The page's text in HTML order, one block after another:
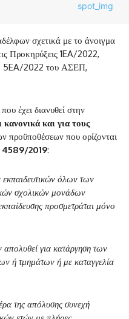
σχετικά με το άνοιγμα
Προκηρύξεις 1EA/2022,
5EA/2022 του ΑΣΕΠ,
έχει διανυθεί στην
και για τους
προϋποθέσεων που ορίζονται
4589/2019:
όλων των
σχολικών μονάδων
προσμετράται μόνο
απολυθεί για κατάργηση των
ή τμημάτων ή με καταγγελία
της απόλυσης συνεχή